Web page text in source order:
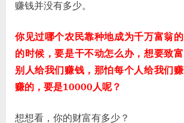
赚钱并没有多少。
你见过哪个农民靠种地成为千万富翁
的时候，要是干不动怎么办，想要致
别人给我们赚钱，那怕每个人给我们
赚的，要是10000人呢？
想想看，你的财富有多少？